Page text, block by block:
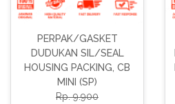
PERPAK/GASKET
DUDUKAN SIL/SEAL
HOUSING PACKING, CB
MINI (SP)
9.900